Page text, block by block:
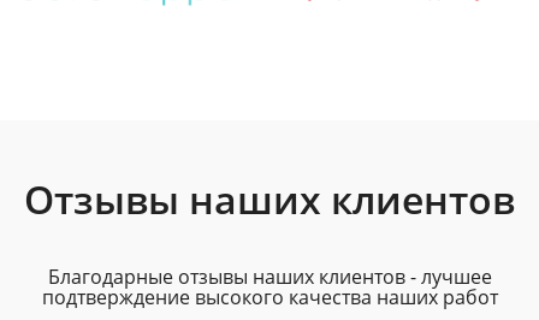
Отзывы наших клиентов
Благодарные отзывы наших клиентов - лучшее
подтверждение высокого качества наших работ